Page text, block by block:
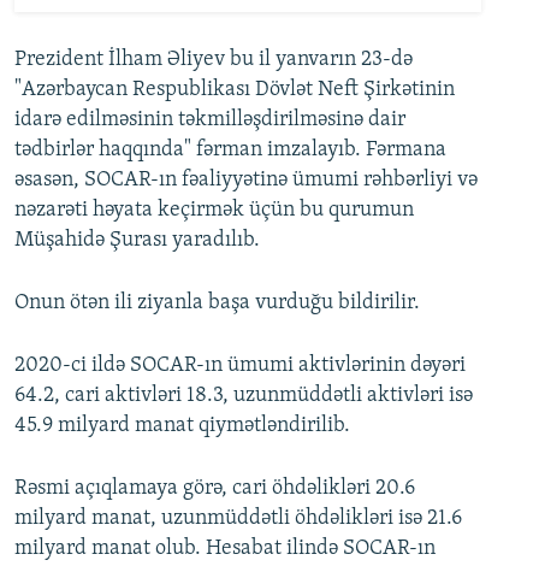
Prezident İlham Əliyev bu il yanvarın 23-də
"Azərbaycan Respublikası Dövlət Neft Şirkətinin
idarə edilməsinin təkmilləşdirilməsinə dair
tədbirlər haqqında" fərman imzalayıb. Fərmana
əsasən, SOCAR-ın fəaliyyətinə ümumi rəhbərliyi və
nəzarəti həyata keçirmək üçün bu qurumun
Müşahidə Şurası yaradılıb.
Onun ötən ili ziyanla başa vurduğu bildirilir.
2020-ci ildə SOCAR-ın ümumi aktivlərinin dəyəri
64.2, cari aktivləri 18.3, uzunmüddətli aktivləri isə
45.9 milyard manat qiymətləndirilib.
Rəsmi açıqlamaya görə, cari öhdəlikləri 20.6
milyard manat, uzunmüddətli öhdəlikləri isə 21.6
milyard manat olub. Hesabat ilində SOCAR-ın